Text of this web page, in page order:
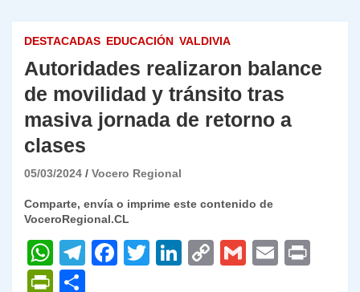
DESTACADAS EDUCACIÓN VALDIVIA
Autoridades realizaron balance
de movilidad y tránsito tras
masiva jornada de retorno a
clases
05/03/2024 Vocero Regional
Comparte, envía o imprime este contenido de
VoceroRegional.CL
W
h
T
F
T
Li
C
G
E
P